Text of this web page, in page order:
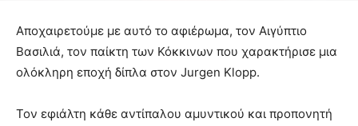
Αποχαιρετούμε με αυτό το αφιέρωμα, τον Αιγύπτιο
Βασιλιά, τον παίκτη των Κόκκινων που χαρακτήρισε μια
ολόκληρη εποχή δίπλα στον Jurgen Klopp.
Τον εφιάλτη κάθε αντίπαλου αμυντικού και προπονητή